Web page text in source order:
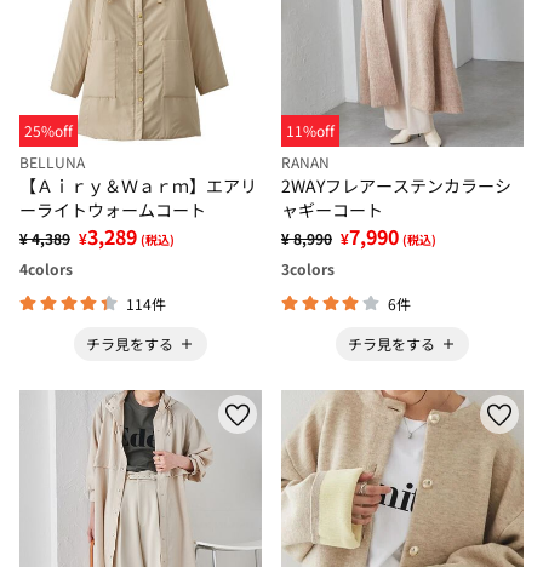
25%off
BELLUNA
【Ａｉｒｙ＆Ｗａｒｍ】エアリ
ーライトウォームコート
¥ 4,389 ¥3,289 (税込)
4colors
114件
チラ見をする
11%off
RANAN
2WAYフレアーステンカラーシ
ャギーコート
¥ 8,990 ¥7,990 (税込)
3colors
6件
チラ見をする